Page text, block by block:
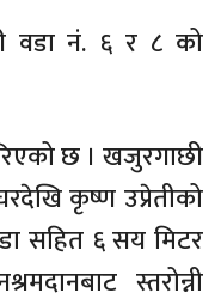
वडा नं. ६ र ८ को
छ । खजुरगाछी
कृष्ण उप्रेतीको
सहित ६ सय मिटर
स्तरोन्नी